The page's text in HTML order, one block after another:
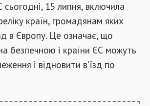
15 липня, включила
країн, громадянам яких
в Європу. Це означає, що
безпечною і країни ЄС можуть
і відновити в'їзд по